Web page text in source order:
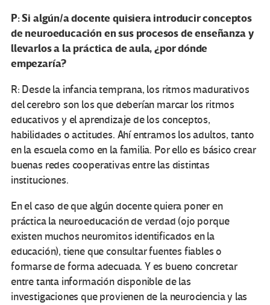
P: Si algún/a docente quisiera introducir conceptos
de neuroeducación en sus procesos de enseñanza y
llevarlos a la práctica de aula, ¿por dónde
empezaría?
R: Desde la infancia temprana, los ritmos madurativos
del cerebro son los que deberían marcar los ritmos
educativos y el aprendizaje de los conceptos,
habilidades o actitudes. Ahí entramos los adultos, tanto
en la escuela como en la familia. Por ello es básico crear
buenas redes cooperativas entre las distintas
instituciones.
En el caso de que algún docente quiera poner en
práctica la neuroeducación de verdad (ojo porque
existen muchos neuromitos identificados en la
educación), tiene que consultar fuentes fiables o
formarse de forma adecuada. Y es bueno concretar
entre tanta información disponible de las
investigaciones que provienen de la neurociencia y las